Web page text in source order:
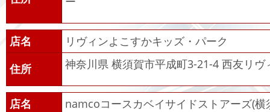
店名
リヴィンよこすかキッズ・パーク
住所
神奈川県 横須賀市平成町3-21-4 西友リヴ
店名 namcoコースカベイサイドストアーズ(横